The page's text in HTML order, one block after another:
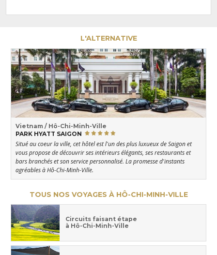
L'ALTERNATIVE
Vietnam / Hô-Chi-Minh-Ville
PARK HYATT SAIGON
Situé au coeur la ville, cet hôtel est l'un des plus luxueux de Saigon et
vous propose de découvrir ses intérieurs élégants, ses restaurants et
bars branchés et son service personnalisé. La promesse d'instants
agréables à Hô-Chi-Minh-Ville.
TOUS NOS VOYAGES À HÔ-CHI-MINH-VILLE
Circuits faisant étape
à Hô-Chi-Minh-Ville